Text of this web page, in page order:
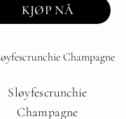
KJØP NÅ
Sløyfescrunchie
Champagne